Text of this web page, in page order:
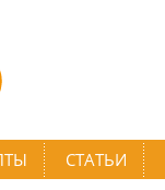
СТАТЬИ